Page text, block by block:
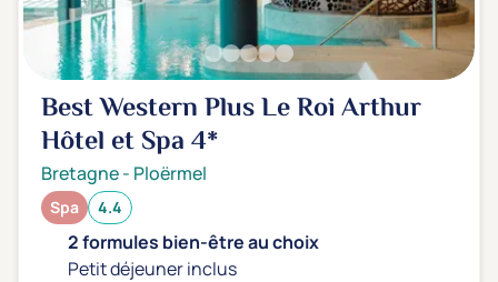
Offre séjour + vol inclus
(0)
Best Western Plus Le Roi Arthur
Hôtel et Spa4*
Bretagne- Ploërmel
Spa 4.4
2 formules bien-être au choix
Petit déjeuner inclus